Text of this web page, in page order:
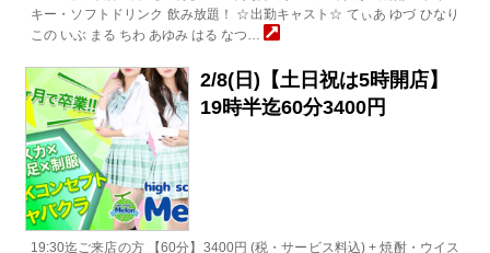
キー・ソフトドリンク 飲み放題！ ☆出勤キャスト☆ てぃあ ゆづ ひなり
この いぶ まる ちわ あゆみ はる なつ…
2/8(日)【土日祝は5時開店】
19時半迄60分3400円
19:30迄ご来店の方 【60分】3400円 (税・サービス料込) + 焼酎・ウイス